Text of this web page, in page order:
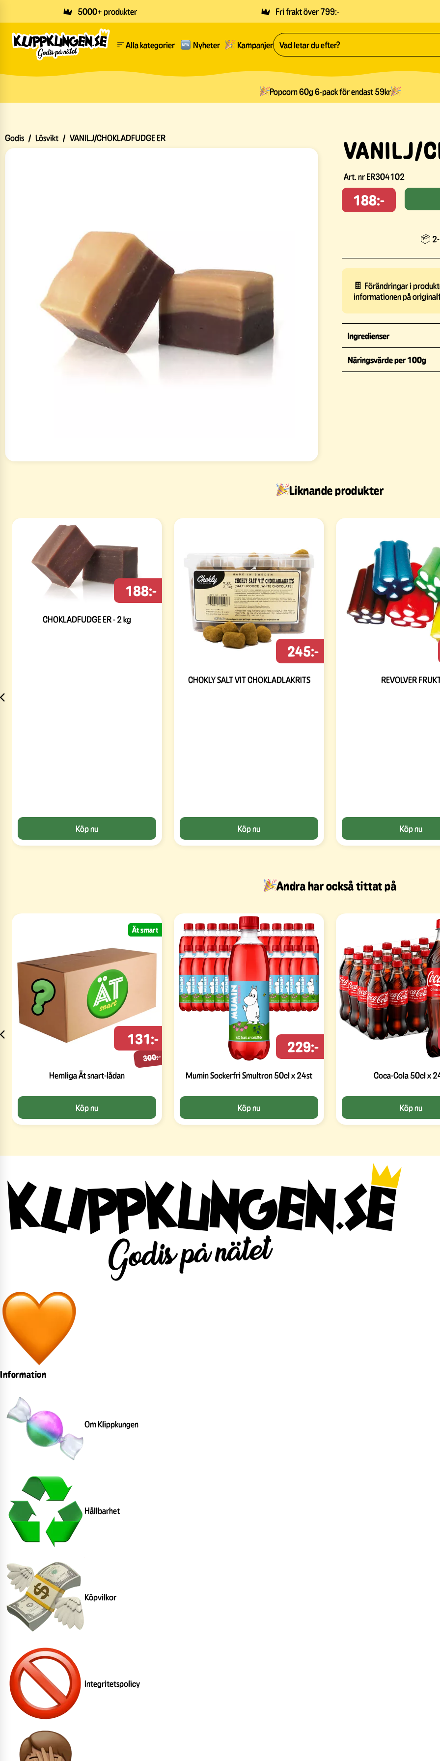
5000+ produkter Fri frakt över 799:-
Alla kategorier Nyheter Kampanjer
Popcorn 60g 6-pack för endast 59kr
Godis / Lösvikt / VANILJ/CHOKLADFUDGE ER VANILJ/
Art. nrER304102
188:-
📦 2-
🍫 Förändringar i
informationen på
Ingredienser
Näringsvärde per 100g
Liknande produkter
CHOKLADFUDGE ER - 2 kg
188:-
Köp nu
CHOKLY SALT VIT CHOKLADLAKRITS
245:-
Köp nu
REVOLVER
Köp nu
Andra har också tittat på
Hemliga Ät snart-lådan
300:-
131:-
Köp nu
Ät smart
Mumin Sockerfri Smultron 50cl x 24st
229:-
Köp nu
Coca-Cola 50cl x
Köp nu
Information
Om Klippkungen
Hållbarhet
Köpvilkor
Integritetspolicy